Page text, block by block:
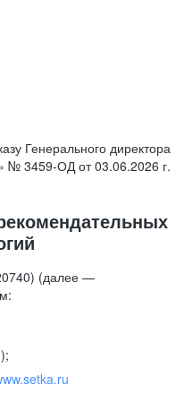
Генерального директора
№ 3459-ОД от 03.06.2026 г.
(далее —